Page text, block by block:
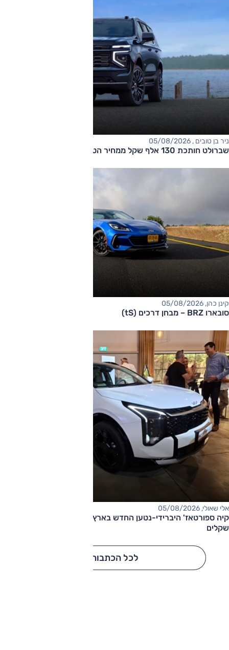
ניר בן טובים , 05/08/2026
שברולט חותכת 130 אלף שקל ממחיר הטאהו
קינן כהן, 05/08/2026
סובארו BRZ – מבחן דרכים (tS)
אלי שאולי, 05/08/2026
שקלים
לכל הכתבות